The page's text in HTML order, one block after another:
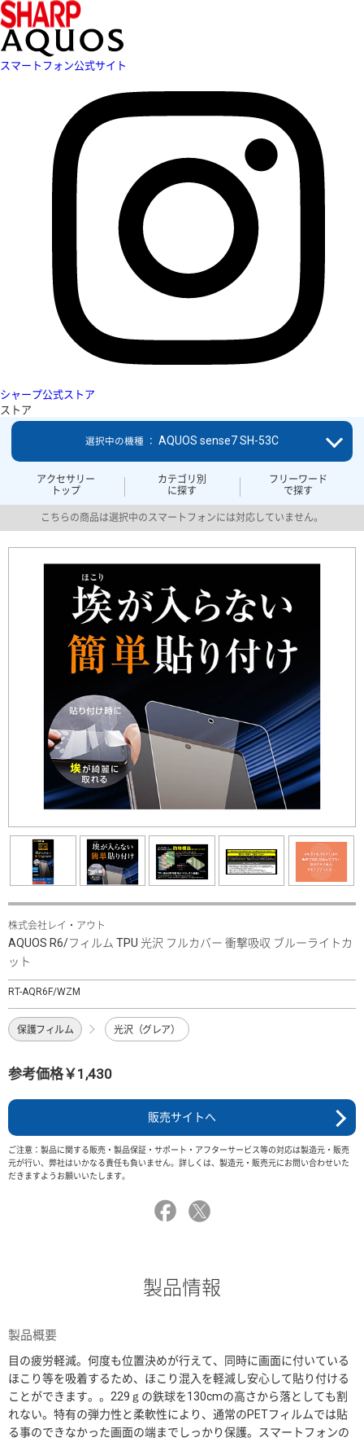
スマートフォン公式サイト
シャープ公式ストア
ストア
アクセサリー
トップ
カテゴリ別
に探す
フリーワード
で探す
選択中の機種 ： AQUOS sense7 SH-53C
こちらの商品は選択中のスマートフォンには対応していません。
株式会社レイ・アウト
AQUOS R6/フィルム TPU 光沢 フルカバー 衝撃吸収 ブルーライトカ
ット
RT-AQR6F/WZM
保護フィルム 光沢（グレア）
参考価格￥1,430
販売サイトへ
ご注意：製品に関する販売・製品保証・サポート・アフターサービス等の対応は製造元・販売
元が行い、弊社はいかなる責任も負いません。詳しくは、製造元・販売元にお問い合わせいた
だきますようお願いいたします。
製品情報
製品概要
目の疲労軽減。何度も位置決めが行えて、同時に画面に付いている
ほこり等を吸着するため、ほこり混入を軽減し安心して貼り付ける
ことができます。。229ｇの鉄球を130cmの高さから落としても割
れない。特有の弾力性と柔軟性により、通常のPETフィルムでは貼
る事のできなかった画面の端までしっかり保護。スマートフォンの